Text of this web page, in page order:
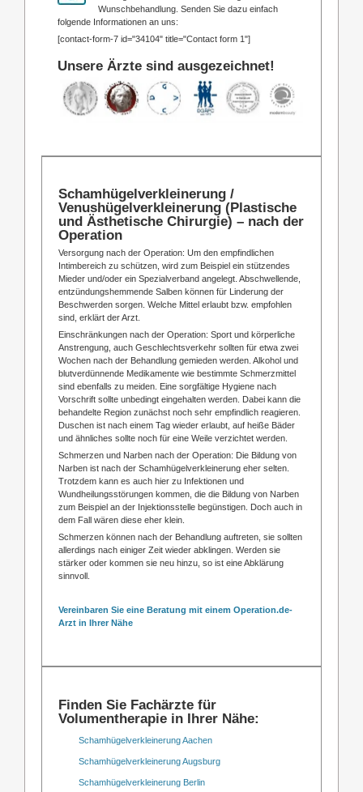
Wunschbehandlung. Senden Sie dazu einfach
folgende Informationen an uns:
[contact-form-7 id="34104" title="Contact form 1"]
Unsere Ärzte sind ausgezeichnet!
Schamhügelverkleinerung /
Venushügelverkleinerung (Plastische
und Ästhetische Chirurgie) – nach der
Operation
Versorgung nach der Operation: Um den empfindlichen
Intimbereich zu schützen, wird zum Beispiel ein stützendes
Mieder und/oder ein Spezialverband angelegt. Abschwellende,
entzündungshemmende Salben können für Linderung der
Beschwerden sorgen. Welche Mittel erlaubt bzw. empfohlen
sind, erklärt der Arzt.
Einschränkungen nach der Operation: Sport und körperliche
Anstrengung, auch Geschlechtsverkehr sollten für etwa zwei
Wochen nach der Behandlung gemieden werden. Alkohol und
blutverdünnende Medikamente wie bestimmte Schmerzmittel
sind ebenfalls zu meiden. Eine sorgfältige Hygiene nach
Vorschrift sollte unbedingt eingehalten werden. Dabei kann die
behandelte Region zunächst noch sehr empfindlich reagieren.
Duschen ist nach einem Tag wieder erlaubt, auf heiße Bäder
und ähnliches sollte noch für eine Weile verzichtet werden.
Schmerzen und Narben nach der Operation: Die Bildung von
Narben ist nach der Schamhügelverkleinerung eher selten.
Trotzdem kann es auch hier zu Infektionen und
Wundheilungsstörungen kommen, die die Bildung von Narben
zum Beispiel an der Injektionsstelle begünstigen. Doch auch in
dem Fall wären diese eher klein.
Schmerzen können nach der Behandlung auftreten, sie sollten
allerdings nach einiger Zeit wieder abklingen. Werden sie
stärker oder kommen sie neu hinzu, so ist eine Abklärung
sinnvoll.
Vereinbaren Sie eine Beratung mit einem Operation.de-
Arzt in Ihrer Nähe
Finden Sie Fachärzte für
Volumentherapie in Ihrer Nähe:
Schamhügelverkleinerung Aachen
Schamhügelverkleinerung Augsburg
Schamhügelverkleinerung Berlin